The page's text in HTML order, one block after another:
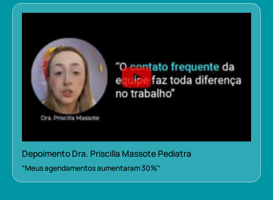
Depoimento Dra. Priscilla Massote Pediatra
“Meus agendamentos aumentaram 30%”